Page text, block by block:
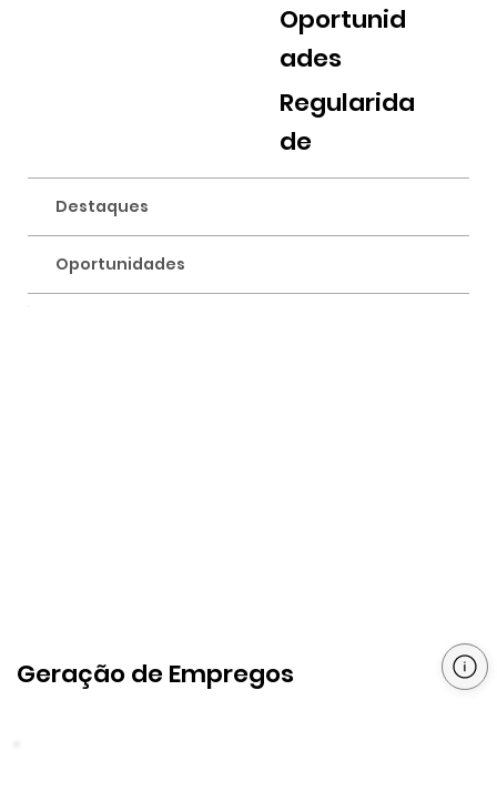
Oportunid
ades
Regularida
de
Destaques
Oportunidades
Geração de Empregos